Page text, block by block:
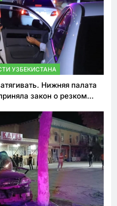
УЗБЕКИСТАНА
Нижняя палата
закон о резком